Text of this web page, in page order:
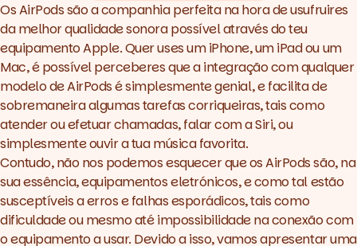
Os AirPods são a companhia perfeita na hora de usufruires
da melhor qualidade sonora possível através do teu
equipamento Apple. Quer uses um iPhone, um iPad ou um
Mac, é possível perceberes que a integração com qualquer
modelo de AirPods é simplesmente genial, e facilita de
sobremaneira algumas tarefas corriqueiras, tais como
atender ou efetuar chamadas, falar com a Siri, ou
simplesmente ouvir a tua música favorita.
Contudo, não nos podemos esquecer que os AirPods são, na
sua essência, equipamentos eletrónicos, e como tal estão
susceptíveis a erros e falhas esporádicos, tais como
dificuldade ou mesmo até impossibilidade na conexão com
o equipamento a usar. Devido a isso, vamos apresentar uma